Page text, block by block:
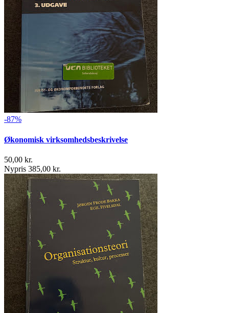
-87%
Økonomisk virksomhedsbeskrivelse
50,00 kr.
Nypris 385,00 kr.